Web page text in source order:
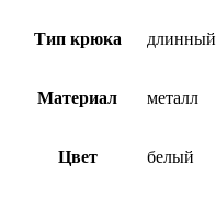
Тип крюка длинный
Материал металл
Цвет белый